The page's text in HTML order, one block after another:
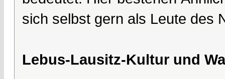
sich selbst gern als Leute des
Lebus-Lausitz-Kultur und